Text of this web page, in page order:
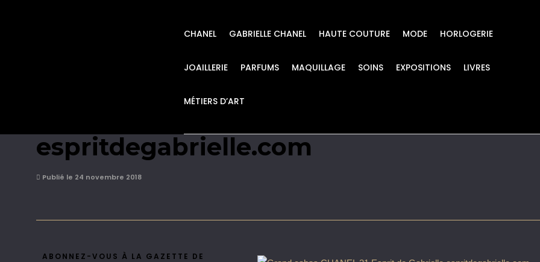
CHANEL GABRIELLE CHANEL HAUTE COUTURE MODE HORLOGERIE
JOAILLERIE PARFUMS MAQUILLAGE SOINS EXPOSITIONS LIVRES
MÉTIERS D’ART
espritdegabrielle.com
Publié le 24 novembre 2018
ABONNEZ-VOUS À LA GAZETTE DE